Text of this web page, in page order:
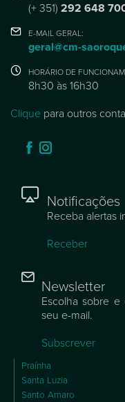
(+ 351) 292 648
E-MAIL GERAL:
geral@cm-
HORÁRIO DE
8h30 às 16h30
Clique para outros
Notificações
Receba alertas
Receber
Newsletter
Escolha sobre
seu e-mail.
Subscrever
Praínha
Santa Luzia
Santo Amaro